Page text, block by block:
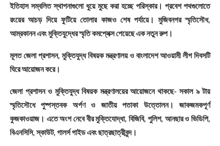
ইতিহাস সম্বলিত স্থাপনাগুলো ধুয়ে মুছে করা হচ্ছে পরিস্কার। প্রবেশ পথগুলোতে
রংয়ের আচড় দিয়ে ফুটিয়ে তোলার কাজও শেষ পর্যায়ে। মুজিবনগর স্মৃতিসৌধ,
আম্রকানন এবং মুক্তিযুদ্ধের স্মৃতি কমপ্লেক্স পেয়েছে এক নতুন রুপ।
মূলত জেলা প্রশাসন, মুক্তিযুদ্ধ বিষয়ক মন্ত্রণালয় ও বাংলাদেশ আওয়ামী লীগ দিবসটি
ঘিরে আয়োজন করে।
জেলা প্রশাসন ও মুক্তিযুদ্ধ বিষয়ক মন্ত্রণালয়ের আয়োজনে থাকছে- সকাল ৯ টায়
স্মৃতিসৌধে পুষ্পস্তবক অর্পণ ও জাতীয় পতাকা উত্তোলন। জাকজমকপূর্ণ
কুজকাওয়াজ। এতে অংশ নেবে বীর মুক্তিযোদ্ধা, বিজিবি, পুলিশ, আনছার ও ভিডিপি,
বিএনসিসি, স্কাউট, গালর্স গাইড এবং ছাত্রছাত্রীবৃন্দ।